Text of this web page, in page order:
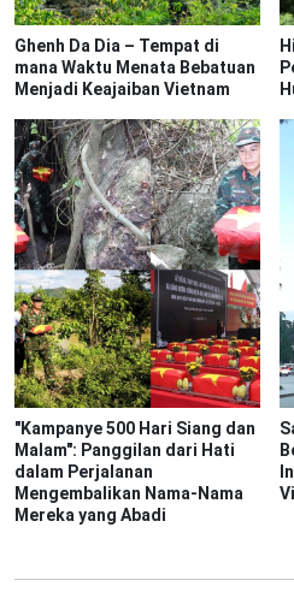
Ghenh Da Dia – Tempat di
mana Waktu Menata Bebatuan
Menjadi Keajaiban Vietnam
"Kampanye 500 Hari Siang dan
Malam": Panggilan dari Hati
dalam Perjalanan
Mengembalikan Nama-Nama
Mereka yang Abadi